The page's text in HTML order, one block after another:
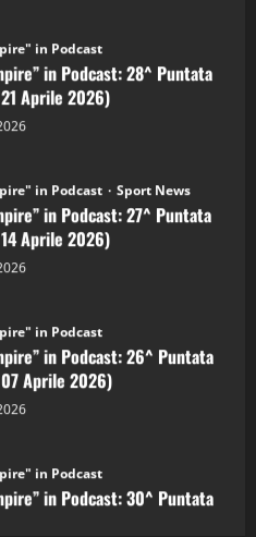
Aprile 2026)
in Podcast
Aprile 2026)
in Podcast
Aprile 2026)
in Podcast
Maggio 2026)